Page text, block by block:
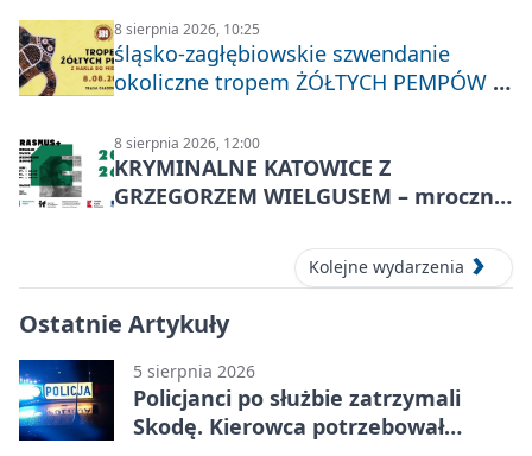
8 sierpnia 2026, 10:25
śląsko-zagłębiowskie szwendanie
okoliczne tropem ŻÓŁTYCH PEMPÓW z
8 sierpnia 2026, 12:00
KRYMINALNE KATOWICE Z
GRZEGORZEM WIELGUSEM – mroczne
Kolejne wydarzenia
Ostatnie Artykuły
5 sierpnia 2026
Policjanci po służbie zatrzymali
Skodę. Kierowca potrzebował